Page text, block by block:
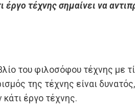
έργο τέχνης σημαίνει να
του φιλοσόφου τέχνης με
της τέχνης είναι
κάτι έργο τέχνης.